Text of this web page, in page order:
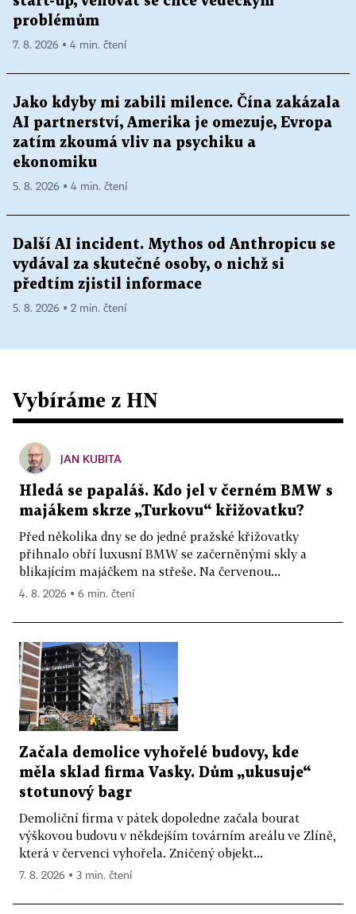
problémům
7. 8. 2026 ▪ 4 min. čtení
Jako kdyby mi zabili milence. Čína zakázala
AI partnerství, Amerika je omezuje, Evropa
zatím zkoumá vliv na psychiku a
ekonomiku
5. 8. 2026 ▪ 4 min. čtení
Další AI incident. Mythos od Anthropicu se
vydával za skutečné osoby, o nichž si
předtím zjistil informace
5. 8. 2026 ▪ 2 min. čtení
Vybíráme z HN
JAN KUBITA
Hledá se papaláš. Kdo jel v černém BMW s
majákem skrze „Turkovu“ křižovatku?
Před několika dny se do jedné pražské křižovatky
přihnalo obří luxusní BMW se začerněnými skly a
blikajícím majáčkem na střeše. Na červenou...
4. 8. 2026 ▪ 6 min. čtení
Začala demolice vyhořelé budovy, kde
měla sklad firma Vasky. Dům „ukusuje“
stotunový bagr
Demoliční firma v pátek dopoledne začala bourat
výškovou budovu v někdejším továrním areálu ve Zlíně,
která v červenci vyhořela. Zničený objekt...
7. 8. 2026 ▪ 3 min. čtení